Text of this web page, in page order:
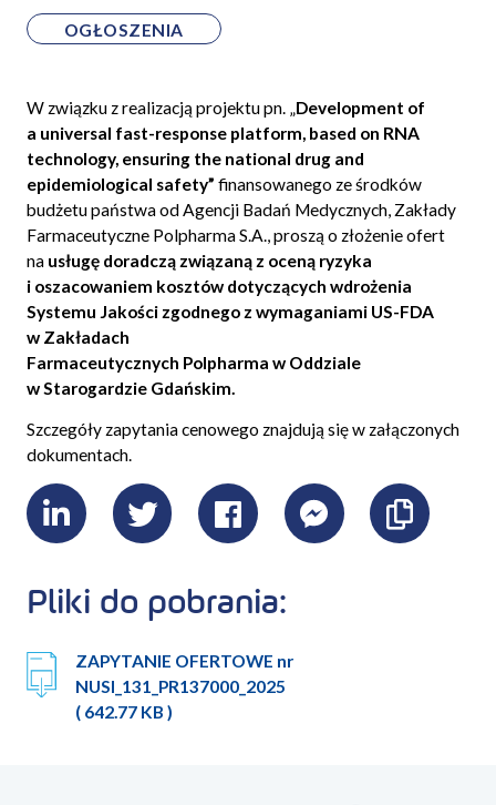
OGŁOSZENIA
W związku z realizacją projektu pn. „Development of
a universal fast-response platform, based on RNA
technology, ensuring the national drug and
epidemiological safety” finansowanego ze środków
budżetu państwa od Agencji Badań Medycznych, Zakłady
Farmaceutyczne Polpharma S.A., proszą o złożenie ofert
na usługę doradczą związaną z oceną ryzyka
i oszacowaniem kosztów dotyczących wdrożenia
Systemu Jakości zgodnego z wymaganiami US-FDA
w Zakładach
Farmaceutycznych Polpharma w Oddziale
w Starogardzie Gdańskim.
Szczegóły zapytania cenowego znajdują się w załączonych
dokumentach.
LinkedInTwitterFacebookMessenger
Pliki do pobrania:
ZAPYTANIE OFERTOWE nr
NUSI_131_PR137000_2025
( 642.77 KB )